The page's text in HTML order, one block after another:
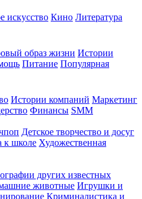
искусство Кино Литература
образ жизни Истории
Питание Популярная
Истории компаний Маркетинг
Финансы SMM
Детское творчество и досуг
к школе Художественная
других известных
животные Игрушки и
Криминалистика и